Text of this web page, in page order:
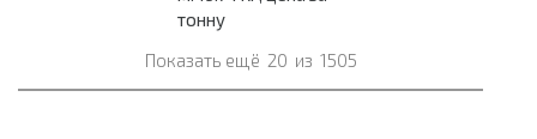
тонну
Показать ещё 20 из 1505